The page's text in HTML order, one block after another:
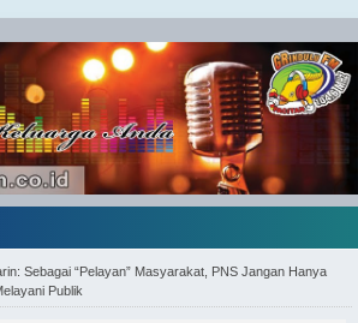
Sebagai “Pelayan” Masyarakat, PNS Jangan Hanya
Publik